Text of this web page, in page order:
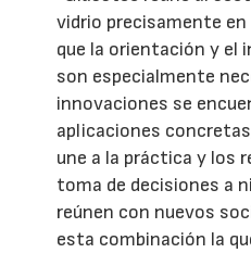
vidrio precisamente
que la orientación y el
son especialmente
innovaciones se
aplicaciones
une a la práctica y los
toma de decisiones a
reúnen con nuevos
esta combinación la